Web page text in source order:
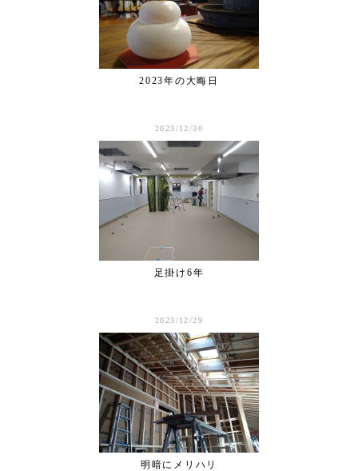
2023年の大晦日
2023/12/30
足掛け6年
2023/12/29
明暗にメリハリ